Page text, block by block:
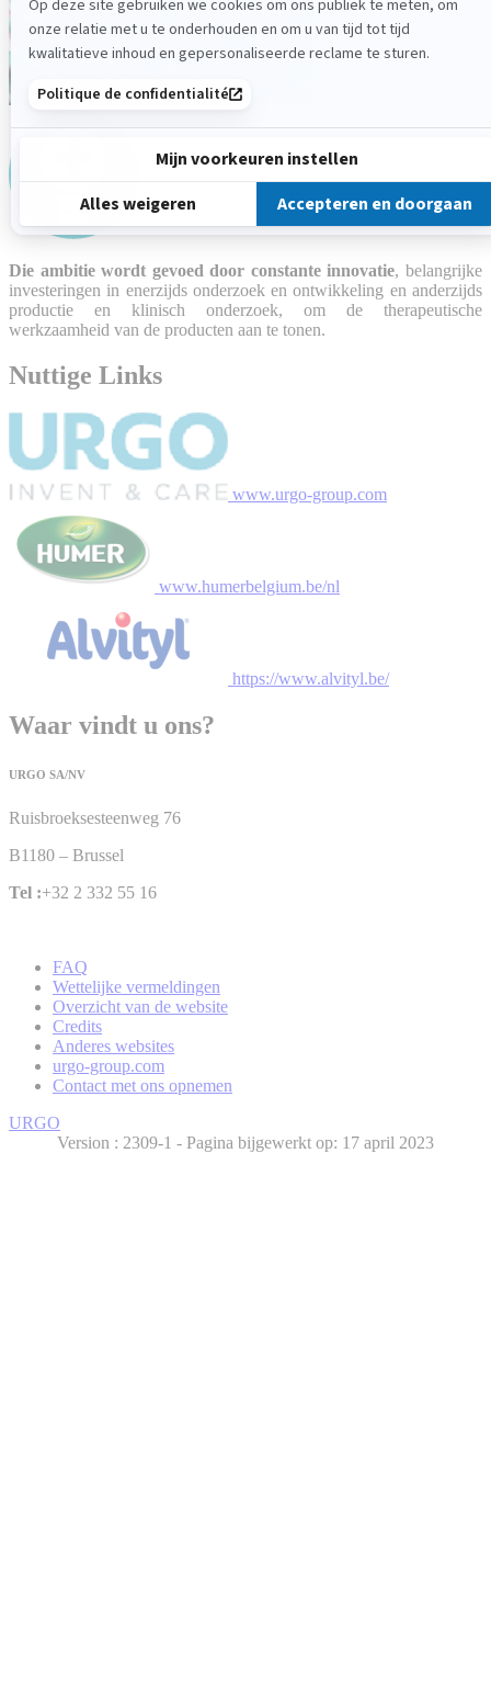
Die ambitie wordt gevoed door constante innovatie, belangrijke
investeringen in enerzijds onderzoek en ontwikkeling en anderzijds
productie en klinisch onderzoek, om de therapeutische
werkzaamheid van de producten aan te tonen.
Nuttige Links
www.urgo-group.com
www.humerbelgium.be/nl
https://www.alvityl.be/
Waar vindt u ons?
URGO SA/NV
Ruisbroeksesteenweg 76
B1180 – Brussel
Tel :+32 2 332 55 16
FAQ
Wettelijke vermeldingen
Overzicht van de website
Credits
Anderes websites
urgo-group.com
Contact met ons opnemen
URGO
Version :
- Pagina bijgewerkt op: 17 april 2023